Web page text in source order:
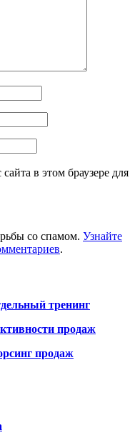
в этом браузере для
со спамом. Узнайте
.
тренинг
продаж
продаж